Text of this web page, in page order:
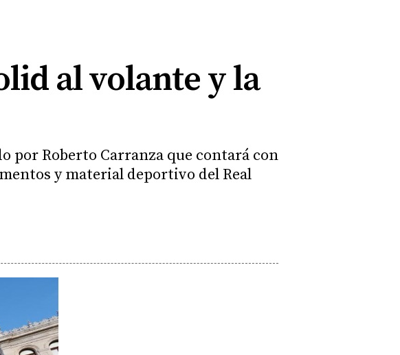
al volante y la
por Roberto Carranza que contará con
y material deportivo del Real